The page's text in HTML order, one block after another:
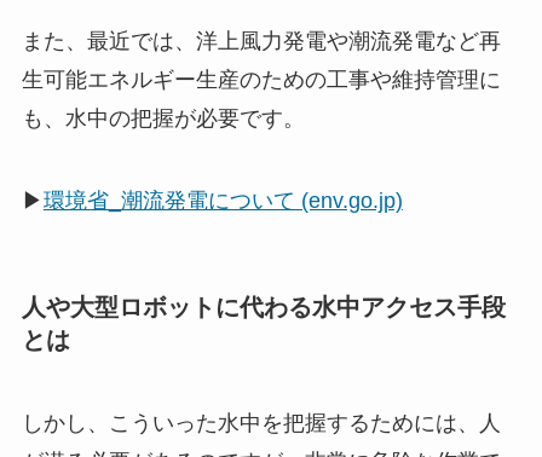
また、最近では、洋上風力発電や潮流発電など再
生可能エネルギー生産のための工事や維持管理に
も、水中の把握が必要です。
▶環境省_潮流発電について (env.go.jp)
人や大型ロボットに代わる水中アクセス手段
とは
しかし、こういった水中を把握するためには、人